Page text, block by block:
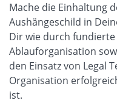
Mache die Einhaltung
Aushängeschild in
Dir wie durch
Ablauforganisation
den Einsatz von Legal
Organisation
ist.